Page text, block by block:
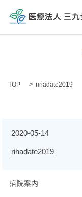
TOP rihadate2019
2020-05-14
rihadate2019
病院案内